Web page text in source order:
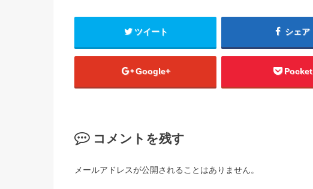
ツイート シェア
Google+ Pocket
コメントを残す
メールアドレスが公開されることはありません。